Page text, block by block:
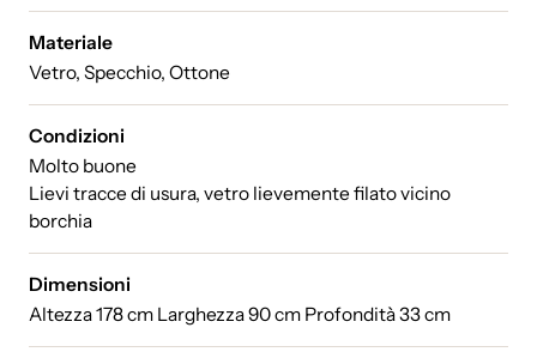
Materiale
Vetro, Specchio, Ottone
Condizioni
Molto buone
Lievi tracce di usura, vetro lievemente filato vicino
borchia
Dimensioni
Altezza 178 cm Larghezza 90 cm Profondità 33 cm